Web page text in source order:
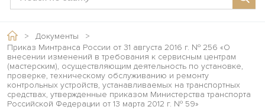
> Документы
>
Приказ Минтранса России от 31 августа 2016 г. № 256 «О
внесении изменений в требования к сервисным центрам
(мастерским), осуществляющим деятельность по установке,
проверке, техническому обслуживанию и ремонту
контрольных устройств, устанавливаемых на транспортных
средствах, утвержденные приказом Министерства транспорта
Российской Федерации от 13 марта 2012 г. № 59»